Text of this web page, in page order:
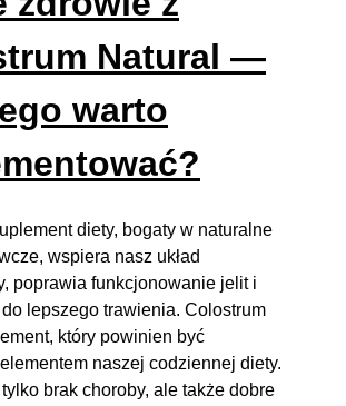
Natural —
warto
diety, bogaty w naturalne
wspiera nasz układ
poprawia funkcjonowanie jelit i
lepszego trawienia. Colostrum
który powinien być
naszej codziennej diety.
brak choroby, ale także dobre